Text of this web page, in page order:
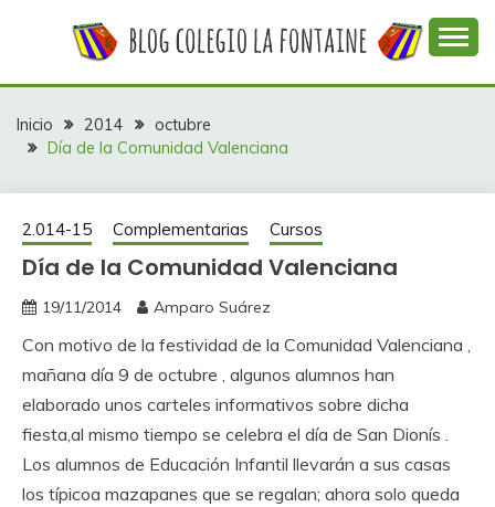
COLEGIO LA
FONTAINE
colegio La Fontaine
Inicio 2014
octubre
Día de la Comunidad Valenciana
2.014-15 Complementarias Cursos
Día de la Comunidad Valenciana
19/11/2014 Amparo Suárez
Con motivo de la festividad de la Comunidad Valenciana ,
mañana día 9 de octubre , algunos alumnos han
elaborado unos carteles informativos sobre dicha
fiesta,al mismo tiempo se celebra el día de San Dionís .
Los alumnos de Educación Infantil llevarán a sus casas
los típicoa mazapanes que se regalan; ahora solo queda